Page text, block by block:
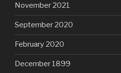
November 2021
September 2020
February 2020
December 1899